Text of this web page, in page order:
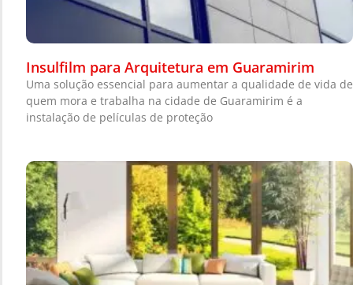
Insulfilm para Arquitetura em Guaramirim
Uma solução essencial para aumentar a qualidade de vida de
quem mora e trabalha na cidade de Guaramirim é a
instalação de películas de proteção